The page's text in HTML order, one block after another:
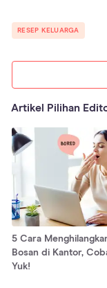
RESEP KELUARGA
Artikel Pilihan
5 Cara
Bosan di Kantor,
Yuk!